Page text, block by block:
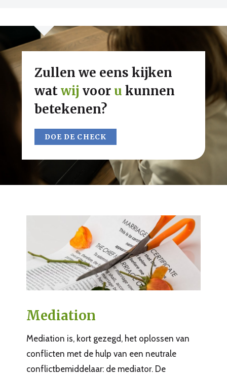
Zullen we eens kijken
watwij vooru kunnen
betekenen?
DOE DE CHECK
Mediation
Mediation is, kort gezegd, het oplossen van
conflicten met de hulp van een neutrale
conflictbemiddelaar: de mediator. De